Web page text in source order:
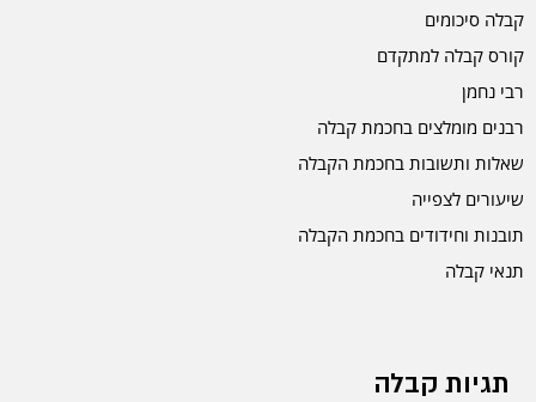
קבלה סיכומים
קורס קבלה למתקדם
רבי נחמן
רבנים מומלצים בחכמת קבלה
שאלות ותשובות בחכמת הקבלה
שיעורים לצפייה
תובנות וחידודים בחכמת הקבלה
תנאי קבלה
תגיות קבלה